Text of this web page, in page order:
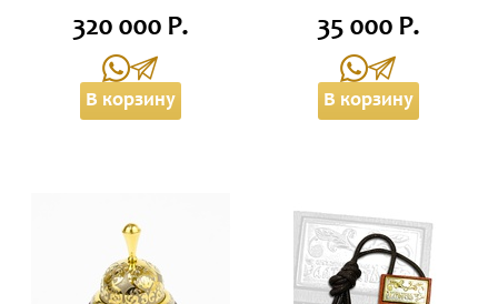
320 000 Р.
В корзину
35 000 Р.
В корзину